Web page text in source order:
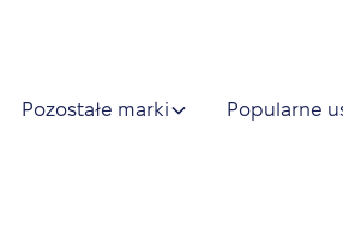
Pozostałe marki Popularne